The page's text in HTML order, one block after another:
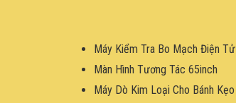
Máy Kiểm Tra Bo Mạch Điện Tử
Màn Hình Tương Tác 65inch
Máy Dò Kim Loại Cho Bánh Kẹo